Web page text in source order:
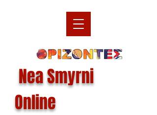
Nea Smyrni
Online